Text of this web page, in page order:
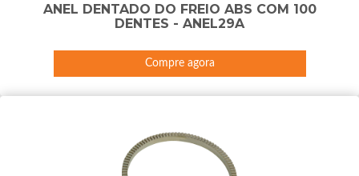
ANEL DENTADO DO FREIO ABS COM 100
DENTES - ANEL29A
Compre agora